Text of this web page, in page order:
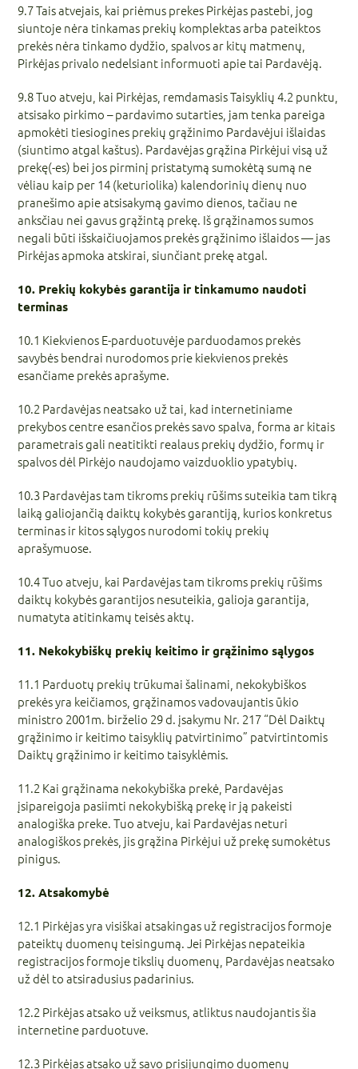
9.7 Tais atvejais, kai priėmus prekes Pirkėjas pastebi, jog
siuntoje nėra tinkamas prekių komplektas arba pateiktos
prekės nėra tinkamo dydžio, spalvos ar kitų matmenų,
Pirkėjas privalo nedelsiant informuoti apie tai Pardavėją.
9.8Tuoatveju, kai Pirkėjas, remdamasis Taisyklių4.2 punktu,
atsisako pirkimo –pardavimo sutarties, jam tenka pareiga
apmokėti tiesiogines prekiųgrąžinimo Pardavėjui išlaidas
(siuntimoatgal kaštus). Pardavėjasgrąžina Pirkėjui visą už
prekę(-es) bei jos pirminį pristatymą sumokėtą sumą ne
vėliau kaip per14 (keturiolika) kalendorinių dienų nuo
pranešimo apie atsisakymągavimo dienos, tačiau ne
anksčiau nei gavusgrąžintą prekę. Išgrąžinamos sumos
negali būti išskaičiuojamosprekės grąžinimo išlaidos — jas
Pirkėjasapmoka atskirai,siunčiant prekę atgal.
10. Prekių kokybės garantija ir tinkamumo naudoti
terminas
10.1 Kiekvienos E-parduotuvėje parduodamos prekės
savybės bendrai nurodomos prie kiekvienos prekės
esančiame prekės aprašyme.
10.2 Pardavėjas neatsako už tai, kad internetiniame
prekybos centre esančios prekės savo spalva, forma ar kitais
parametrais gali neatitikti realaus prekių dydžio, formų ir
spalvos dėl Pirkėjo naudojamo vaizduoklio ypatybių.
10.3 Pardavėjas tam tikroms prekių rūšims suteikia tam tikrą
laiką galiojančią daiktų kokybės garantiją, kurios konkretus
terminas ir kitos sąlygos nurodomi tokių prekių
aprašymuose.
10.4 Tuo atveju, kai Pardavėjas tam tikroms prekių rūšims
daiktų kokybės garantijos nesuteikia, galioja garantija,
numatyta atitinkamų teisės aktų.
11. Nekokybiškų prekių keitimo ir grąžinimo sąlygos
11.1 Parduotų prekių trūkumai šalinami, nekokybiškos
prekės yra keičiamos, grąžinamos vadovaujantis ūkio
ministro 2001m. birželio 29 d. įsakymu Nr. 217 “Dėl Daiktų
grąžinimo ir keitimo taisyklių patvirtinimo” patvirtintomis
Daiktų grąžinimo ir keitimo taisyklėmis.
11.2 Kai grąžinama nekokybiška prekė, Pardavėjas
įsipareigoja pasiimti nekokybišką prekę ir ją pakeisti
analogiška preke. Tuo atveju, kai Pardavėjas neturi
analogiškos prekės, jis grąžina Pirkėjui už prekę sumokėtus
pinigus.
12. Atsakomybė
12.1 Pirkėjas yra visiškai atsakingas už registracijos formoje
pateiktų duomenų teisingumą. Jei Pirkėjas nepateikia
registracijos formoje tikslių duomenų, Pardavėjas neatsako
už dėl to atsiradusius padarinius.
12.2 Pirkėjas atsako už veiksmus, atliktus naudojantis šia
internetine parduotuve.
12.3 Pirkėjas atsako už savo prisijungimo duomenų